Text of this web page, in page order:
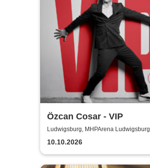
Özcan Cosar - VIP
Ludwigsburg, MHPArena Ludwigsburg
10.10.2026